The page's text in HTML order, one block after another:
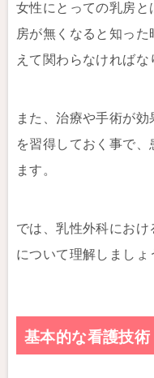
女性にとっての乳房
房が無くなると知っ
えて関わらなければな
また、治療や手術が
を習得しておく事で
ます。
では、乳性外科にお
について理解しましょ
基本的な看護技術